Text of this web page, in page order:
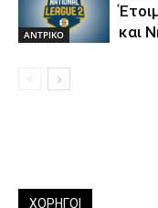
ΑΝTΡΙΚΟ
και
ΧΟΡΗΓΟΙ